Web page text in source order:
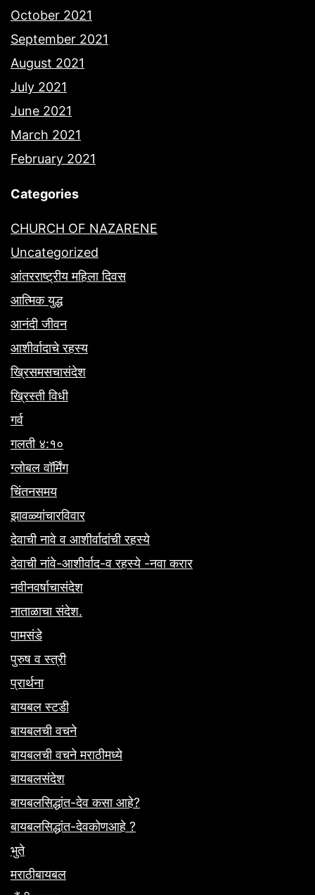
October 2021
September 2021
August 2021
July 2021
June 2021
March 2021
February 2021
Categories
CHURCH OF NAZARENE
Uncategorized
आंतरराष्ट्रीय महिला दिवस
आत्मिक युद्ध
आनंदी जीवन
आशीर्वादाचे रहस्य
ख्रिसमसचासंदेश
ख्रिस्ती विधी
गर्व
गलती ४:१०
ग्लोबल वॉर्मिंग
चिंतनसमय
झावळ्यांचारविवार
देवाची नावे व आशीर्वादांची रहस्ये
देवाची नांवे-आशीर्वाद-व रहस्ये -नवा करार
नवीनवर्षाचासंदेश
नाताळाचा संदेश.
पामसंडे
पुरुष व स्त्री
प्रार्थना
बायबल स्टडी
बायबलची वचने
बायबलची वचने मराठीमध्ये
बायबलसंदेश
बायबलसिद्धांत-देव कसा आहे?
बायबलसिद्धांत-देवकोणआहे ?
भुते
मराठीबायबल